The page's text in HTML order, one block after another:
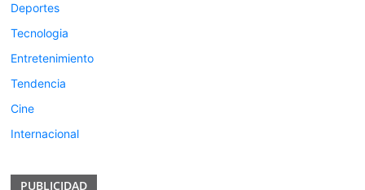
Deportes
Tecnologia
Entretenimiento
Tendencia
Cine
Internacional
PUBLICIDAD